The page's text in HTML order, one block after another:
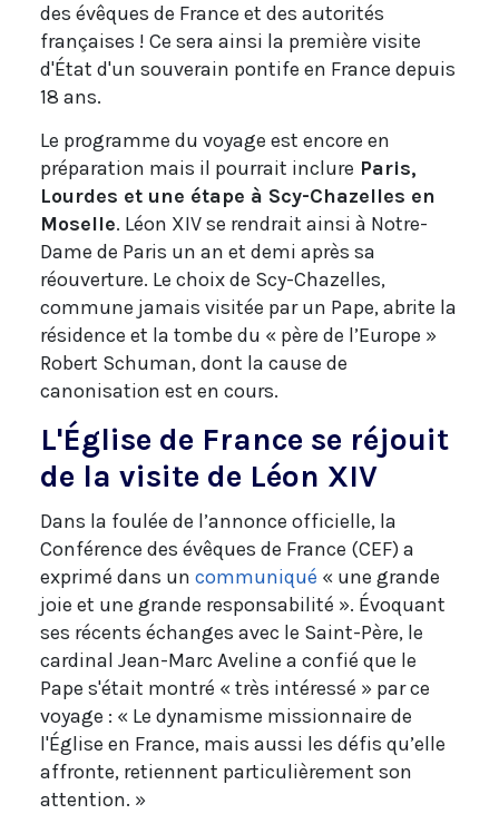
des évêques de France et des autorités
françaises ! Ce sera ainsi la première visite
d'État d'un souverain pontife en France depuis
18 ans.
Le programme du voyage est encore en
préparation mais il pourrait inclure Paris,
Lourdes et une étape à Scy-Chazelles en
Moselle. Léon XIV se rendrait ainsi à Notre-
Dame de Paris un an et demi après sa
réouverture. Le choix de Scy-Chazelles,
commune jamais visitée par un Pape, abrite la
résidence et la tombe du « père de l’Europe »
Robert Schuman, dont la cause de
canonisation est en cours.
L'Église de France se réjouit
de la visite de Léon XIV
Dans la foulée de l’annonce officielle, la
Conférence des évêques de France (CEF) a
exprimé dans un communiqué « une grande
joie et une grande responsabilité ». Évoquant
ses récents échanges avec le Saint-Père, le
cardinal Jean-Marc Aveline a confié que le
Pape s'était montré « très intéressé » par ce
voyage : « Le dynamisme missionnaire de
l'Église en France, mais aussi les défis qu’elle
affronte, retiennent particulièrement son
attention. »